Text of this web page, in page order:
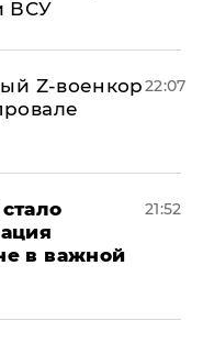
ВСУ
Z-военкор22:07
в важной
21:52